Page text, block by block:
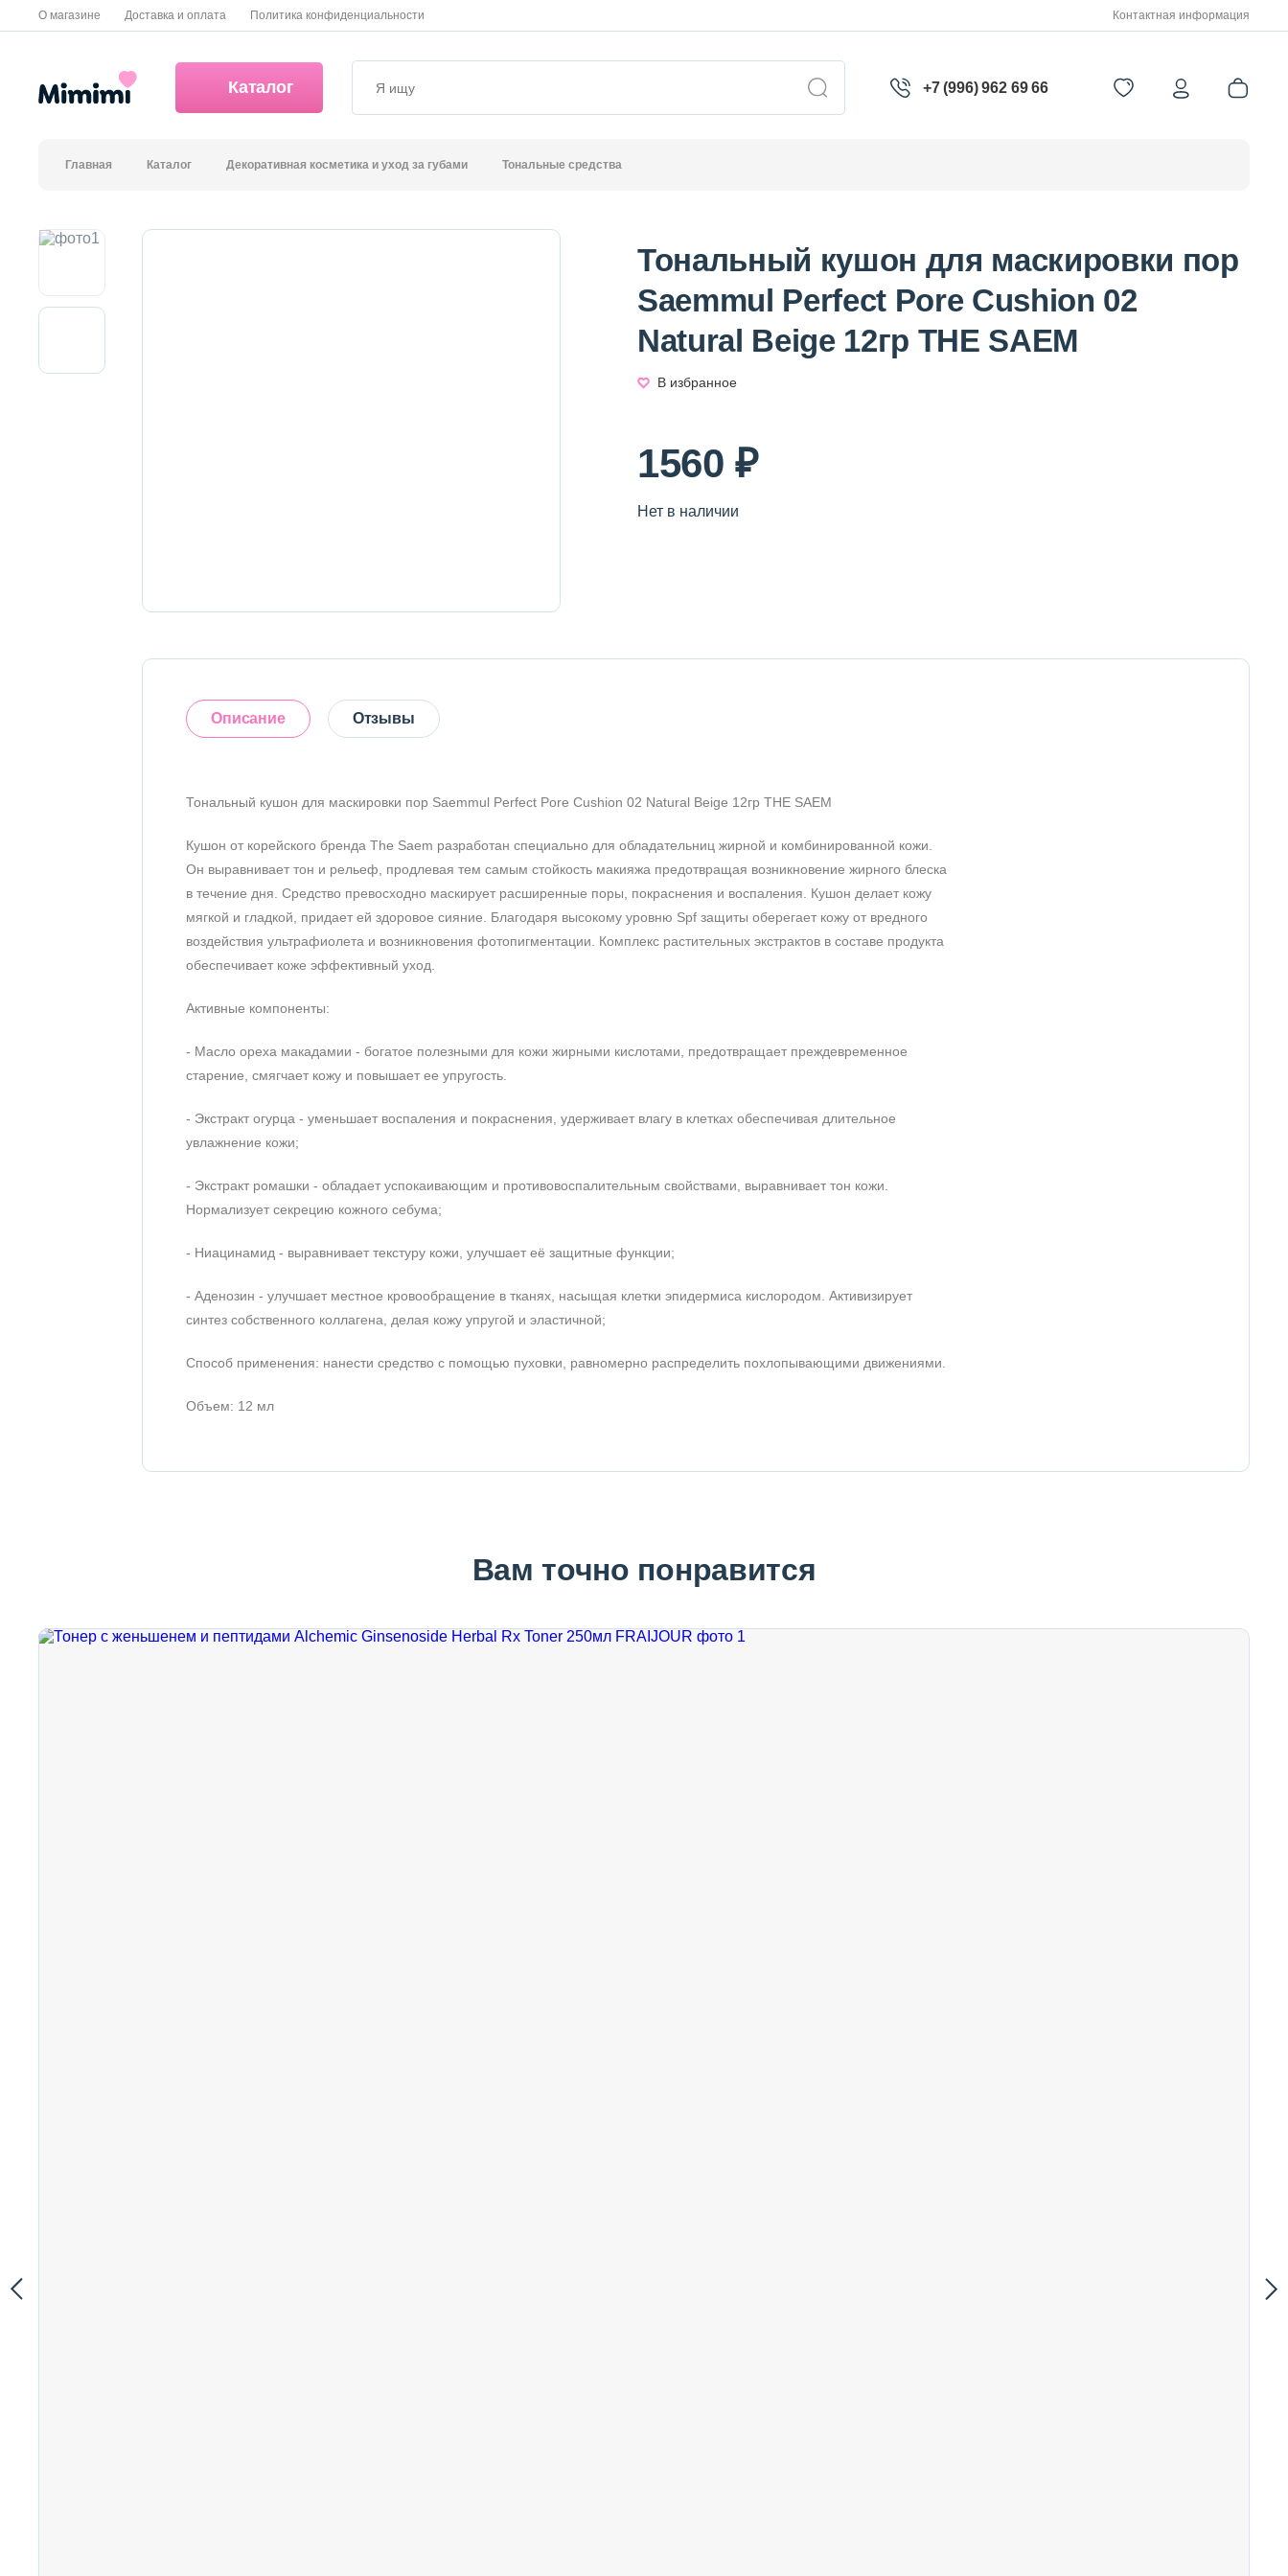
О магазине Доставка и оплата Политика конфиденциальности Контактная информация
Каталог +7 (996) 962 69 66
Главная Каталог Декоративная косметика и уход за губами Тональные средства
Тональный кушон для маскировки пор
Saemmul Perfect Pore Cushion 02
Natural Beige 12гр THE SAEM
В избранное
1560 ₽
Нет в наличии
Описание Отзывы
Тональный кушон для маскировки пор Saemmul Perfect Pore Cushion 02 Natural Beige 12гр THE SAEM
Кушон от корейского бренда The Saem разработан специально для обладательниц жирной и комбинированной кожи.
Он выравнивает тон и рельеф, продлевая тем самым стойкость макияжа предотвращая возникновение жирного блеска
в течение дня. Средство превосходно маскирует расширенные поры, покраснения и воспаления. Кушон делает кожу
мягкой и гладкой, придает ей здоровое сияние. Благодаря высокому уровню Spf защиты оберегает кожу от вредного
воздействия ультрафиолета и возникновения фотопигментации. Комплекс растительных экстрактов в составе продукта
обеспечивает коже эффективный уход.
Активные компоненты:
- Масло ореха макадамии - богатое полезными для кожи жирными кислотами, предотвращает преждевременное
старение, смягчает кожу и повышает ее упругость.
- Экстракт огурца - уменьшает воспаления и покраснения, удерживает влагу в клетках обеспечивая длительное
увлажнение кожи;
- Экстракт ромашки - обладает успокаивающим и противовоспалительным свойствами, выравнивает тон кожи.
Нормализует секрецию кожного себума;
- Ниацинамид - выравнивает текстуру кожи, улучшает её защитные функции;
- Аденозин - улучшает местное кровообращение в тканях, насыщая клетки эпидермиса кислородом. Активизирует
синтез собственного коллагена, делая кожу упругой и эластичной;
Способ применения: нанести средство с помощью пуховки, равномерно распределить похлопывающими движениями.
Объем: 12 мл
Оставить отзыв
Вам точно понравится